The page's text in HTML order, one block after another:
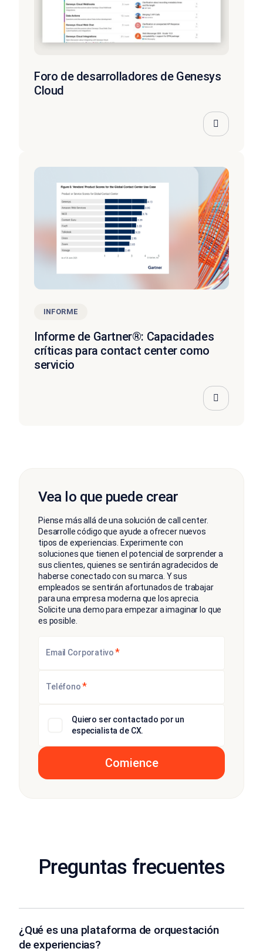
Foro de desarrolladores de Genesys
Cloud
INFORME
Informe de Gartner®: Capacidades
críticas para contact center como
servicio
Vea lo que puede crear
Piense más allá de una solución de call center.
Desarrolle código que ayude a ofrecer nuevos
tipos de experiencias. Experimente con
soluciones que tienen el potencial de sorprender a
sus clientes, quienes se sentirán agradecidos de
haberse conectado con su marca. Y sus
empleados se sentirán afortunados de trabajar
para una empresa moderna que los aprecia.
Solicite una demo para empezar a imaginar lo que
es posible.
Email Corporativo*
Teléfono*
Quiero ser contactado por un
especialista de CX.
Preguntas frecuentes
¿Qué es una plataforma de orquestación
de experiencias?